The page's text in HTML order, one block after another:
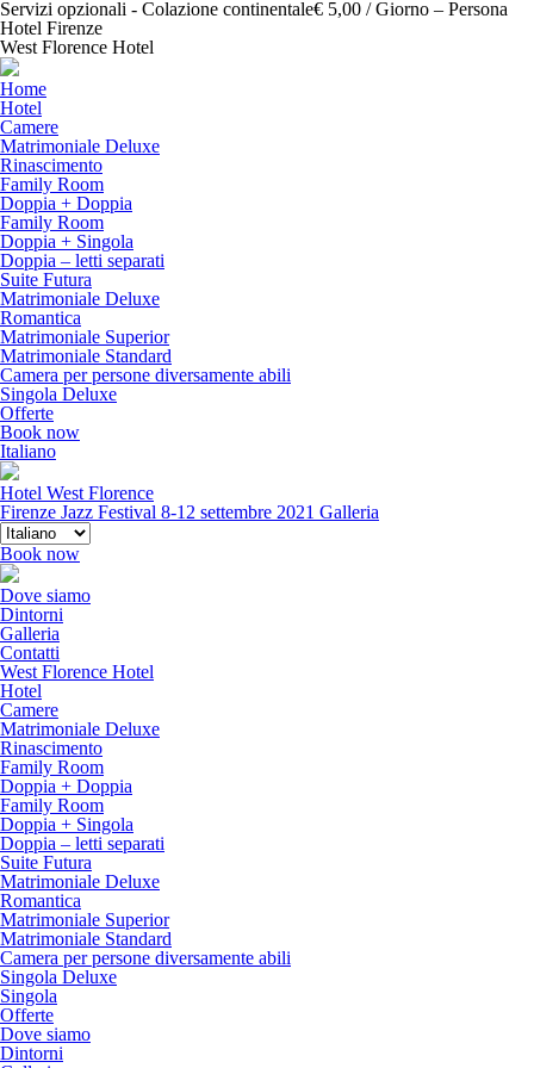
Servizi opzionali - Colazione continentale€ 5,00 / Giorno – Persona
Hotel Firenze
West Florence Hotel
Home
Hotel
Camere
Matrimoniale Deluxe
Rinascimento
Family Room
Doppia + Doppia
Family Room
Doppia + Singola
Doppia – letti separati
Suite Futura
Matrimoniale Deluxe
Romantica
Matrimoniale Superior
Matrimoniale Standard
Camera per persone diversamente abili
Singola Deluxe
Offerte
Book now
Italiano
Hotel West Florence
Firenze Jazz Festival 8-12 settembre 2021 Galleria
Book now
Dove siamo
Dintorni
Galleria
Contatti
West Florence Hotel
Hotel
Camere
Matrimoniale Deluxe
Rinascimento
Family Room
Doppia + Doppia
Family Room
Doppia + Singola
Doppia – letti separati
Suite Futura
Matrimoniale Deluxe
Romantica
Matrimoniale Superior
Matrimoniale Standard
Camera per persone diversamente abili
Singola Deluxe
Singola
Offerte
Dove siamo
Dintorni